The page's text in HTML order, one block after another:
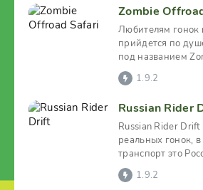
Zombie
Любителям
прийдется по
под названием
Пользователю
1.9.2
Russian Rider
Russian Rider
реальных гонок,
транспорт это
Существует много
1.9.2